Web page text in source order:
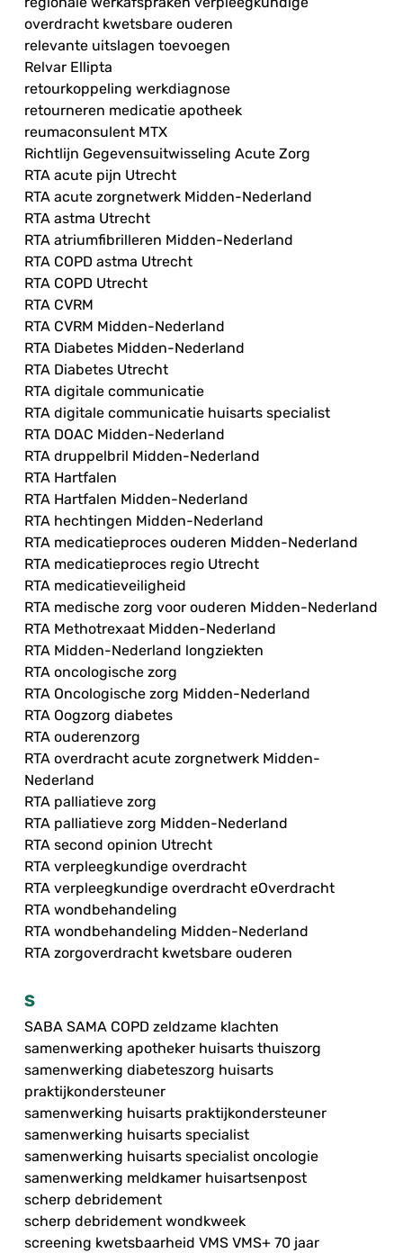
overdracht kwetsbare ouderen
relevante uitslagen toevoegen
Relvar Ellipta
retourkoppeling werkdiagnose
retourneren medicatie apotheek
reumaconsulent MTX
Richtlijn Gegevensuitwisseling Acute Zorg
RTA acute pijn Utrecht
RTA acute zorgnetwerk Midden-Nederland
RTA astma Utrecht
RTA atriumfibrilleren Midden-Nederland
RTA COPD astma Utrecht
RTA COPD Utrecht
RTA CVRM
RTA CVRM Midden-Nederland
RTA Diabetes Midden-Nederland
RTA Diabetes Utrecht
RTA digitale communicatie
RTA digitale communicatie huisarts specialist
RTA DOAC Midden-Nederland
RTA druppelbril Midden-Nederland
RTA Hartfalen
RTA Hartfalen Midden-Nederland
RTA hechtingen Midden-Nederland
RTA medicatieproces ouderen Midden-Nederland
RTA medicatieproces regio Utrecht
RTA medicatieveiligheid
RTA medische zorg voor ouderen Midden-Nederland
RTA Methotrexaat Midden-Nederland
RTA Midden-Nederland longziekten
RTA oncologische zorg
RTA Oncologische zorg Midden-Nederland
RTA Oogzorg diabetes
RTA ouderenzorg
RTA overdracht acute zorgnetwerk Midden-
Nederland
RTA palliatieve zorg
RTA palliatieve zorg Midden-Nederland
RTA second opinion Utrecht
RTA verpleegkundige overdracht
RTA verpleegkundige overdracht eOverdracht
RTA wondbehandeling
RTA wondbehandeling Midden-Nederland
RTA zorgoverdracht kwetsbare ouderen
S
SABA SAMA COPD zeldzame klachten
samenwerking apotheker huisarts thuiszorg
samenwerking diabeteszorg huisarts
praktijkondersteuner
samenwerking huisarts praktijkondersteuner
samenwerking huisarts specialist
samenwerking huisarts specialist oncologie
samenwerking meldkamer huisartsenpost
scherp debridement
scherp debridement wondkweek
screening kwetsbaarheid VMS VMS+ 70 jaar